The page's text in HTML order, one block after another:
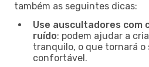
também as seguintes dicas:
Use auscultadores com
ruído: podem ajudar a
tranquilo, o que tornará o
confortável.